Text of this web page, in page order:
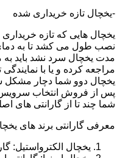
-یخچال تازه خریداری شده
نصب طول می کشد تا به دمای
مدت یخچال سرد نشد باید به
مراجعه کرده و یا با
یخچال دوو شما دچار مشکل
پس از فروش انتخاب سرویس
شما چند تا از گارانتی های
معرفی گارانتی برند های
یخچال الکترواستیل: